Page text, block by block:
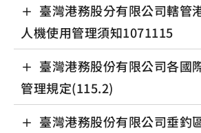
臺灣港務股分有限公司轄管
人機使用管理須知1071115
臺灣港務股份有限公司各國
管理規定(115.2)
臺灣港務股份有限公司垂釣